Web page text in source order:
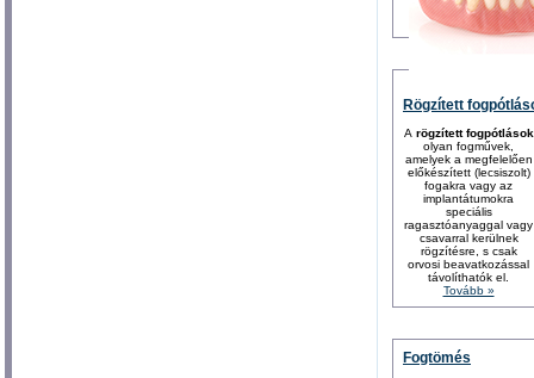
Rögzített
A rögzített fogpótlások
olyan fogművek,
amelyek a megfelelően
előkészített (lecsiszolt)
fogakra vagy az
implantátumokra
speciális
ragasztóanyaggal vagy
csavarral kerülnek
rögzítésre, s csak
orvosi beavatkozással
távolíthatók el.
Tovább »
Fogtömés